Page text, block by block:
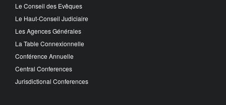
Le Conseil des Evêques
Le Haut-Conseil Judiciaire
Les Agences Générales
La Table Connexionnelle
Conférence Annuelle
Central Conferences
Jurisdictional Conferences